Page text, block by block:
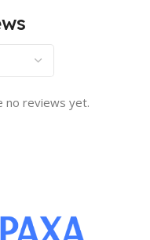
no reviews yet.